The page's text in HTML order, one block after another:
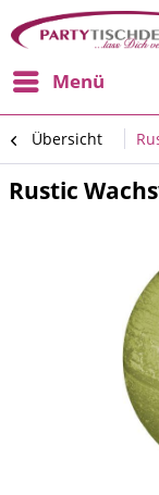
Menü
Übersicht
Rustic